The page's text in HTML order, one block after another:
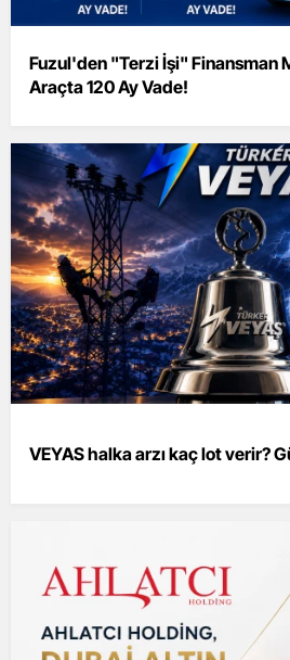
Fuzul'den "Terzi İşi" Finansman
Araçta 120 Ay Vade!
VEYAS halka arzı kaç lot verir?